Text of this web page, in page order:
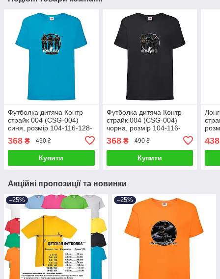
Футболка дитяча Контр
страйк 004 (CSG-004)
синя, розмір 104-116-128-
368 ₴ 490 ₴
Купити
Футболка дитяча Контр
страйк 004 (CSG-004)
чорна, розмір 104-116-
368₴ 490 ₴
Купити
438
Акційні пропозиції та новинки
–25% –25%